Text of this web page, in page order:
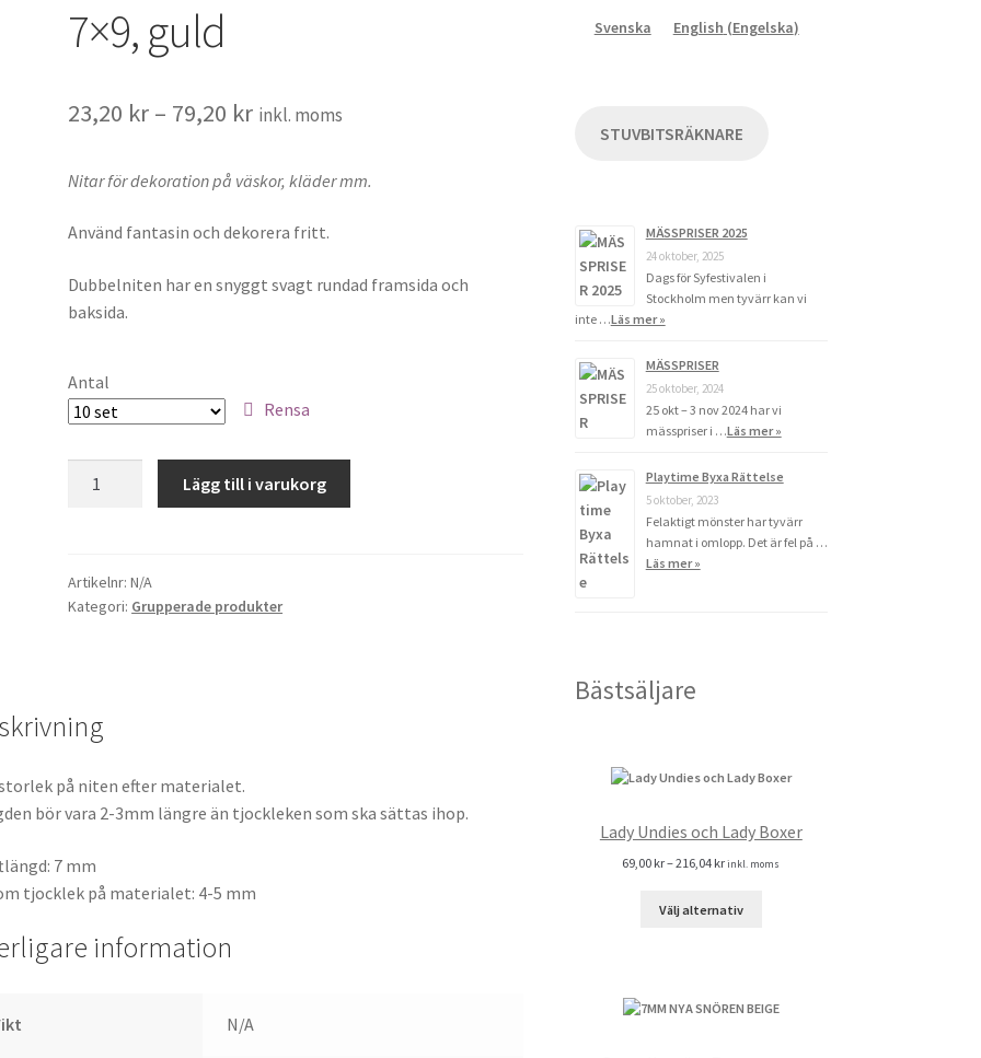
7×9, guld
23,20 kr – 79,20 kr inkl. moms
Nitar för dekoration på väskor, kläder mm.
Använd fantasin och dekorera fritt.
Dubbelniten har en snyggt svagt rundad framsida och
baksida.
Antal
Rensa
Lägg till i varukorg
Artikelnr:N/A
Kategori: Grupperade produkter
på niten efter materialet.
bör vara 2-3mm längre än tjockleken som ska sättas ihop.
7 mm
tjocklek på materialet: 4-5 mm
information
N/A
Svenska English (Engelska)
STUVBITSRÄKNARE
MÄSSPRISER 2025
24 oktober, 2025
Dags för Syfestivalen i
Stockholm men tyvärr kan vi
inte …Läs mer »
MÄSSPRISER
25 oktober, 2024
25 okt – 3 nov 2024 har vi
mässpriser i …Läs mer »
Playtime Byxa Rättelse
5 oktober, 2023
Felaktigt mönster har tyvärr
hamnat i omlopp. Det är fel på …
Läs mer »
Bästsäljare
Lady Undies och Lady Boxer
69,00 kr–216,04 krinkl. moms
Välj alternativ